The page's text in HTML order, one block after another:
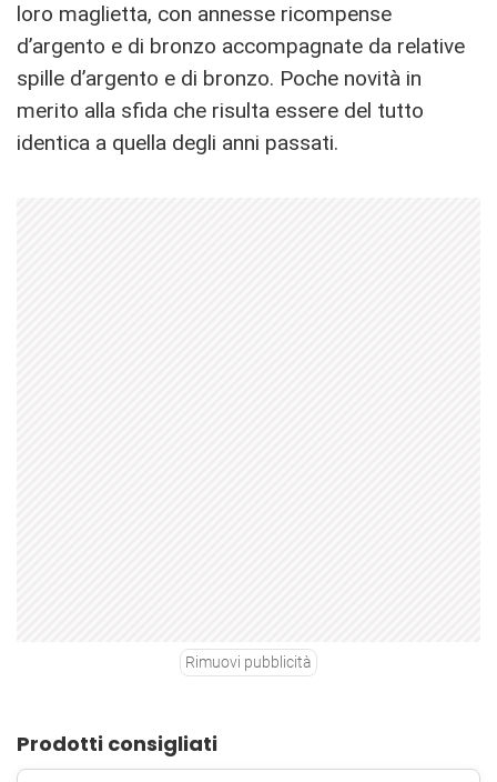
loro maglietta, con annesse ricompense
d’argento e di bronzo accompagnate da relative
spille d’argento e di bronzo. Poche novità in
merito alla sfida che risulta essere del tutto
identica a quella degli anni passati.
Rimuovi pubblicità
Prodotti consigliati